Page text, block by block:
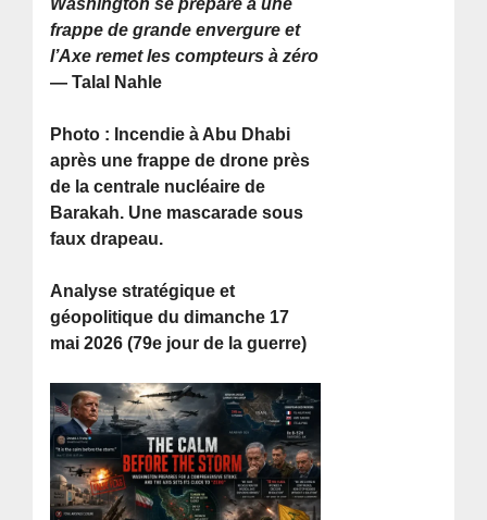
frappe de grande envergure et
l’Axe remet les compteurs à zéro
— Talal Nahle
Photo : Incendie à Abu Dhabi
après une frappe de drone près
de la centrale nucléaire de
Barakah. Une mascarade sous
faux drapeau.
Analyse stratégique et
géopolitique du dimanche 17
mai 2026 (79e jour de la guerre)